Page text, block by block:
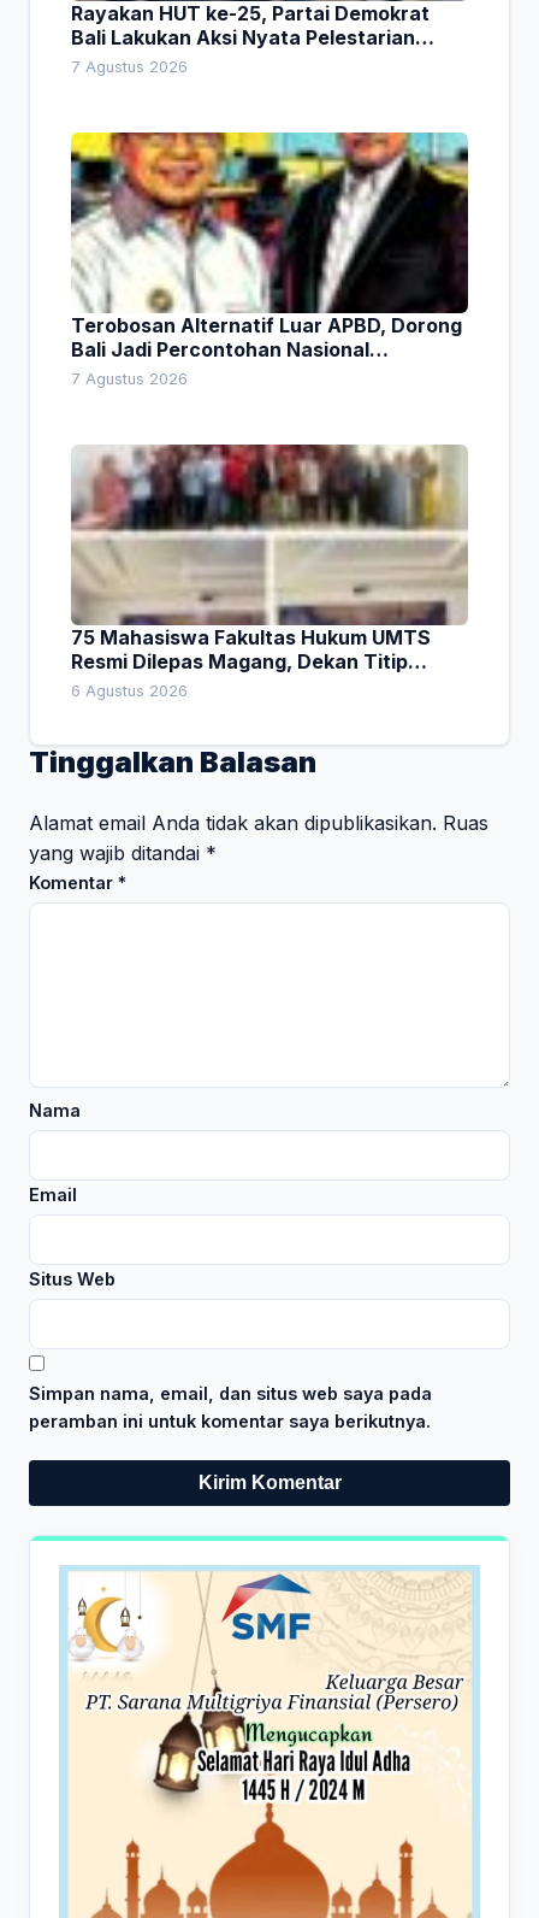
Rayakan HUT ke-25, Partai Demokrat
Bali Lakukan Aksi Nyata Pelestarian
Lingkungan
7 Agustus 2026
Terobosan Alternatif Luar APBD, Dorong
Bali Jadi Percontohan Nasional
Pembiayaan Daerah
7 Agustus 2026
75 Mahasiswa Fakultas Hukum UMTS
Resmi Dilepas Magang, Dekan Titip
Empat Pesan Penting
6 Agustus 2026
Tinggalkan Balasan
Alamat email Anda tidak akan dipublikasikan. Ruas
yang wajib ditandai *
Komentar *
Nama
Email
Situs Web
Simpan nama, email, dan situs web saya pada
peramban ini untuk komentar saya berikutnya.